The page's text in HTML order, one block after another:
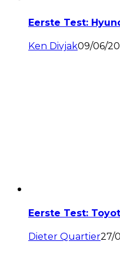
Eerste Test:
Ken Divjak09/06/
Eerste Test:
Dieter Quartier27/